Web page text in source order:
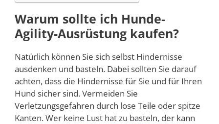
Warum sollte ich Hunde-
Agility-Ausrüstung kaufen?
Natürlich können Sie sich selbst Hindernisse
ausdenken und basteln. Dabei sollten Sie darauf
achten, dass die Hindernisse für Sie und für Ihren
Hund sicher sind. Vermeiden Sie
Verletzungsgefahren durch lose Teile oder spitze
Kanten. Wer keine Lust hat zu basteln, der kann